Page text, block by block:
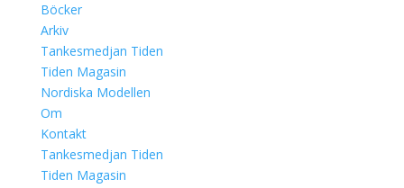
Böcker
Arkiv
Tankesmedjan Tiden
Tiden Magasin
Nordiska Modellen
Om
Kontakt
Tankesmedjan Tiden
Tiden Magasin